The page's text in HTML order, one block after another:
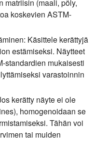
matriisin (maali, pöly,
koskevien ASTM-
Käsittele kerättyjä
estämiseksi. Näytteet
standardien mukaisesti
varastoinnin
kerätty näyte ei ole
homogenoidaan se
Tähän voi
tai muiden